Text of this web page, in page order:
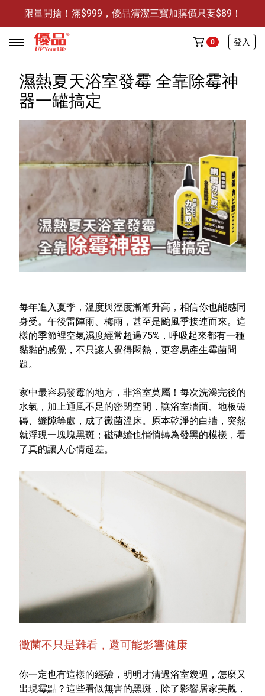
限量開搶！滿$999，優品清潔三寶加購價只要$89！
防霉清潔好幫手-任3件贈保濕抗菌洗手乳
限量開搶！滿$999，優品清潔三寶加購價只要$89！
0 登入
🔥任選1件折9元-新老客戶感恩回饋
商品介紹
全部商品
限時特賣
防霉清潔好幫手(任3件，贈抗菌保濕洗手乳)
室內外除蟲專區
浴室清潔專區
清潔大掃除專區
精油香氛專區
強效誘引捕黏板
優品x柴語錄
團購專區
會員權益
Facebook粉絲專頁
Line
Youtube
濕熱夏天浴室發霉 全靠除霉神
器一罐搞定
每年進入夏季，溫度與溼度漸漸升高，相信你也能感同
身受。午後雷陣雨、梅雨，甚至是颱風季接連而來。這
樣的季節裡空氣濕度經常超過75%，呼吸起來都有一種
黏黏的感覺，不只讓人覺得悶熱，更容易產生霉菌問
題。
家中最容易發霉的地方，非浴室莫屬！每次洗澡完後的
水氣，加上通風不足的密閉空間，讓浴室牆面、地板磁
磚、縫隙等處，成了黴菌溫床。原本乾淨的白牆，突然
就浮現一塊塊黑斑；磁磚縫也悄悄轉為發黑的模樣，看
了真的讓人心情超差。
黴菌不只是難看，還可能影響健康
你一定也有這樣的經驗，明明才清過浴室幾週，怎麼又
出現霉點？這些看似無害的黑斑，除了影響居家美觀，